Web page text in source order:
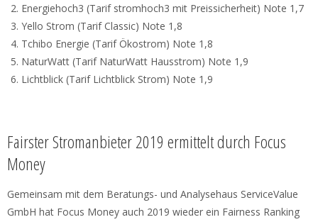
Energiehoch3 (Tarif stromhoch3 mit Preissicherheit) Note 1,7
Yello Strom (Tarif Classic) Note 1,8
Tchibo Energie (Tarif Ökostrom) Note 1,8
NaturWatt (Tarif NaturWatt Hausstrom) Note 1,9
Lichtblick (Tarif Lichtblick Strom) Note 1,9
Fairster Stromanbieter 2019 ermittelt durch Focus
Money
Gemeinsam mit dem Beratungs- und Analysehaus ServiceValue
GmbH hat Focus Money auch 2019 wieder ein Fairness Ranking